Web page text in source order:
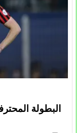
البطولة